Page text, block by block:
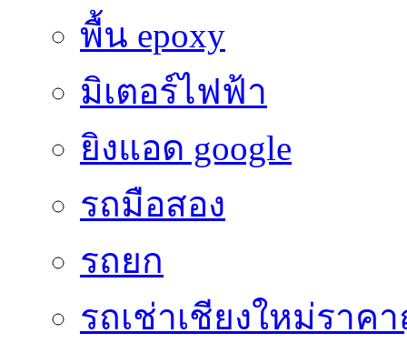
พื้น epoxy
มิเตอร์ไฟฟ้า
ยิงแอด google
รถมือสอง
รถยก
รถเช่าเชียงใหม่ราค